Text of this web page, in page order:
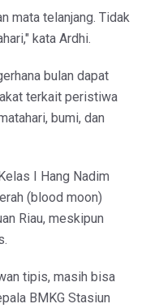
mata telanjang. Tidak
kata Ardhi.
bulan dapat
terkait peristiwa
bumi, dan
I Hang Nadim
(blood moon)
Riau, meskipun
tipis, masih bisa
BMKG Stasiun